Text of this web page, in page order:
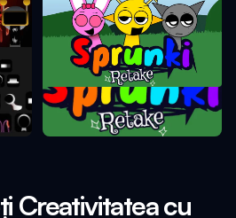
Sprunki Retake
Creativitatea cu